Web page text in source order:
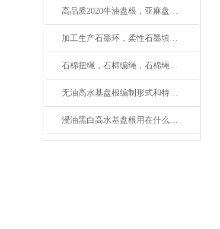
高品质2020牛油盘根，亚麻盘根*
加工生产石墨环，柔性石墨填料环厂家质量保证
石棉扭绳，石棉编绳，石棉绳使用范围
无油高水基盘根编制形式和特点介绍
浸油黑白高水基盘根用在什么机械上好